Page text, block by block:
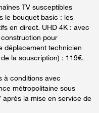
TV susceptibles
le bouquet basic : les
en direct. UHD 4K : avec
pour
déplacement technicien
la souscription) : 119€.
à conditions avec
métropolitaine sous
après la mise en service de